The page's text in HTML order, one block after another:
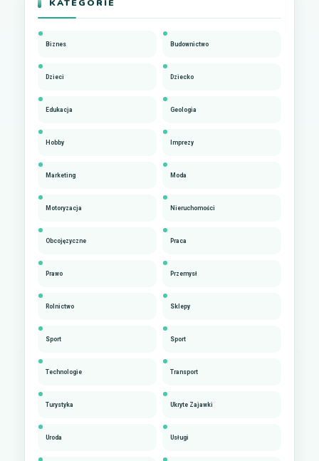
KATEGORIE
Biznes Budownictwo
Dzieci Dziecko
Edukacja Geologia
Hobby Imprezy
Marketing Moda
Motoryzacja Nieruchomości
Obcojęzyczne Praca
Prawo Przemysł
Rolnictwo Sklepy
Sport Sport
Technologie Transport
Turystyka Ukryte Zajawki
Uroda Usługi